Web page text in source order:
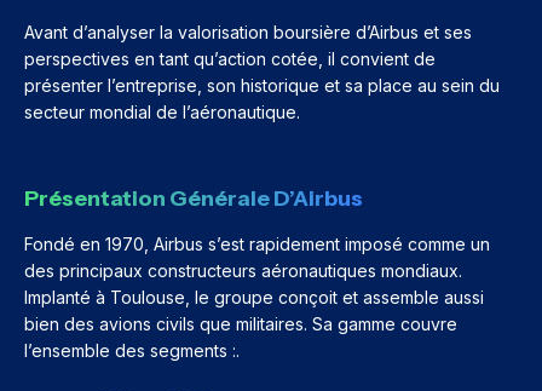
Avant d’analyser la valorisation boursière d’Airbus et ses
perspectives en tant qu’action cotée, il convient de
présenter l’entreprise, son historique et sa place au sein du
secteur mondial de l’aéronautique.
Présentation Générale D’Airbus
Fondé en 1970, Airbus s’est rapidement imposé comme un
des principaux constructeurs aéronautiques mondiaux.
Implanté à Toulouse, le groupe conçoit et assemble aussi
bien des avions civils que militaires. Sa gamme couvre
l’ensemble des segments :.